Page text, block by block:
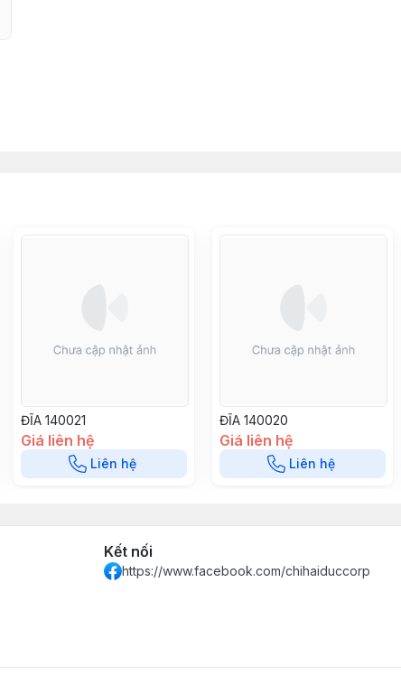
ĐĨA 140021
Giá liên hệ
Liên hệ
ĐĨA 140020
Giá liên hệ
Liên hệ
Kết nối
https://www.facebook.com/chihaiduccorp